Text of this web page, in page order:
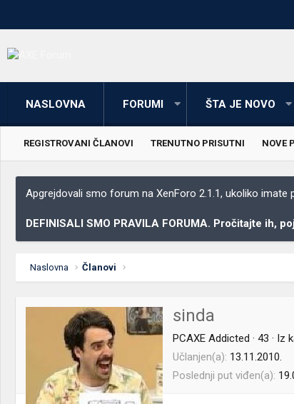
NASLOVNA FORUMI ŠTA JE NOVO
REGISTROVANI ČLANOVI TRENUTNO PRISUTNI NOVE
Apgrejdovali smo forum na XenForo 2.1.1, ukoliko
DEFINISALI SMO PRAVILA FORUMA. Pročitajte ih,
Naslovna Članovi
sinda
PCAXE Addicted · 43 · Iz
Učlanjen(a) 13.11.2010.
Poslednji put viđen(a)